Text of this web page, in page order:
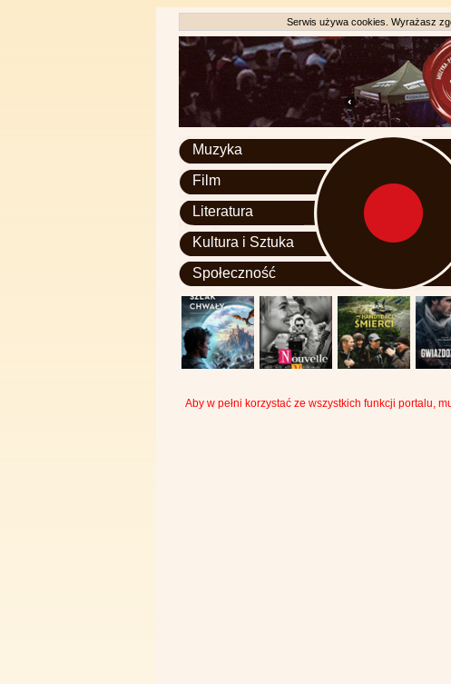
Serwis używa cookies. Wyrażasz
Muzyka
Film
Literatura
Kultura i Sztuka
Społeczność
Aby w pełni korzystać ze wszystkich funkcji portalu,